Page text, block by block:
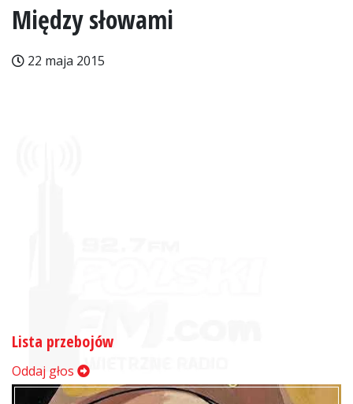
Między słowami
22 maja 2015
Lista przebojów
Oddaj głos